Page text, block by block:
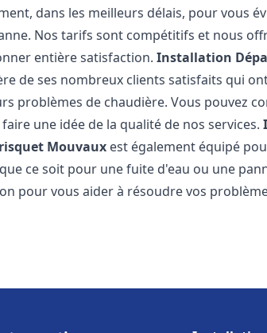
dans les meilleurs délais, pour vous
Nos tarifs sont compétitifs et nous
entière satisfaction.Installation
de ses nombreux clients satisfaits qui
problèmes de chaudière. Vous pouvez
une idée de la qualité de nos services.
Mouvaux est également équipé
ce soit pour une fuite d'eau ou une
pour vous aider à résoudre vos